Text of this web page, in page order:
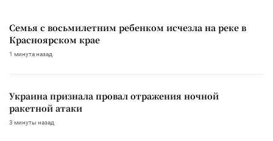
Семья с восьмилетним ребенком исчезла на реке в
Красноярском крае
1 минута назад
Украина признала провал отражения ночной
ракетной атаки
3 минуты назад